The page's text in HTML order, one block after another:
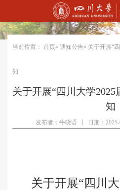
当前位置： 首页» 通知公告» 关于开展“
知
关于开展“四川大学
知
发布者：牛晓语 日期：
关于开展“四川